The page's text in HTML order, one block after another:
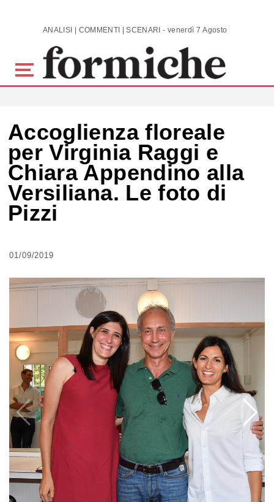
Skip to main content ANALISI | COMMENTI | SCENARI - venerdì 7 Agosto 2026
Accoglienza floreale
per Virginia Raggi e
Chiara Appendino alla
Versiliana. Le foto di
Pizzi
01/09/2019